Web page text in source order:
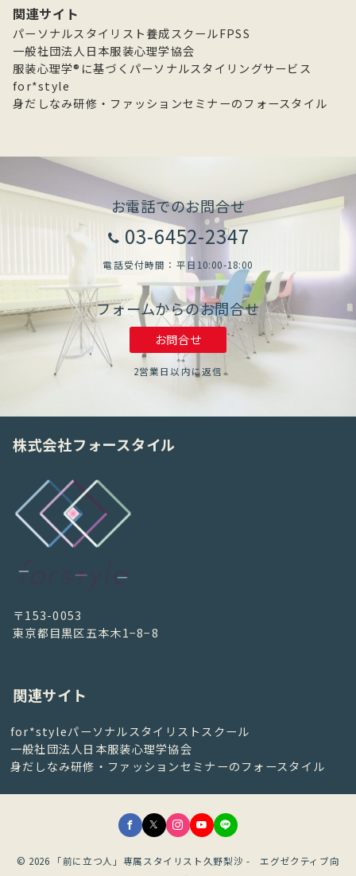
イ
ブ
関連サイト
パーソナルスタイリスト養成スクールFPSS
一般社団法人日本服装心理学協会
服装心理学®に基づくパーソナルスタイリングサービス
for*style
身だしなみ研修・ファッションセミナーのフォースタイル
お電話でのお問合せ
03-6452-2347
電話受付時間：平日10:00-18:00
フォームからのお問合せ
お問合せ
2営業日以内に返信
株式会社フォースタイル
〒153-0053
東京都目黒区五本木1−8−8
関連サイト
for*styleパーソナルスタイリストスクール
一般社団法人日本服装心理学協会
身だしなみ研修・ファッションセミナーのフォースタイル
© 2026
「前に立つ人」専属スタイリスト久野梨沙 - エグゼクティブ向